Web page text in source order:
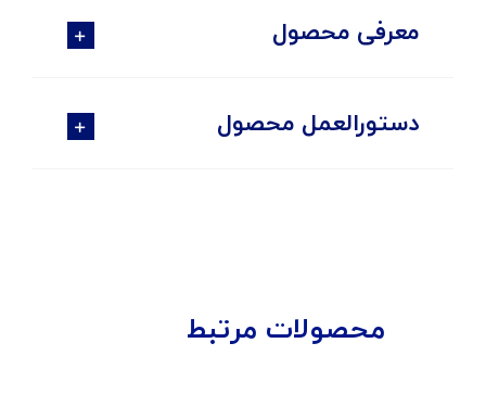
معرفی محصول
دستورالعمل محصول
محصولات مرتبط